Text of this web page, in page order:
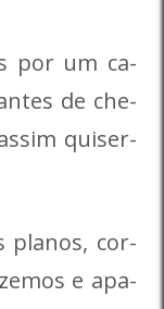
por um ca­
de che­
quiser­
planos, cor­
e apa­